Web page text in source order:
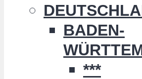
BADEN-
***